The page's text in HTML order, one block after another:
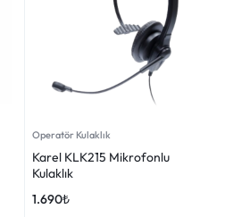
Operatör Kulaklık
Karel KLK215 Mikrofonlu
Kulaklık
1.690₺